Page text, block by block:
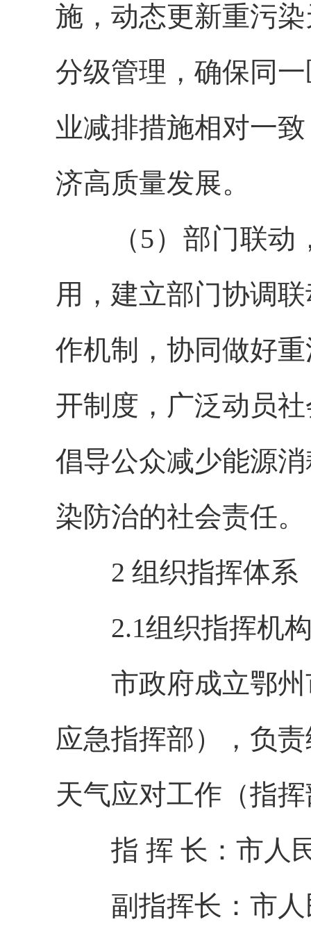
施，动态更新重污
分级管理，确保同
业减排措施相对一
济高质量发展。
（5）部门联动，
用，建立部门协调
作机制，协同做好
开制度，广泛动员
倡导公众减少能源
染防治的社会责任。
2 组织指挥体系
2.1组织指挥机
市政府成立鄂州
应急指挥部），负
天气应对工作（指
指 挥 长：市人
副指挥长：市人